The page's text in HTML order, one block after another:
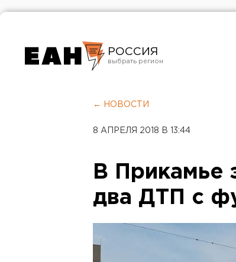
РОССИЯ
Челябинск
← НОВОСТИ
8 АПРЕЛЯ 2018 В 13:44
В Прикамье
два ДТП с